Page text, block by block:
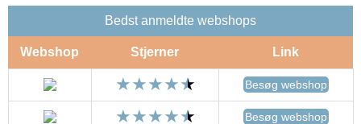
Bedst anmeldte webshops
Webshop Stjerner Link
Besøg webshop
Besøg webshop